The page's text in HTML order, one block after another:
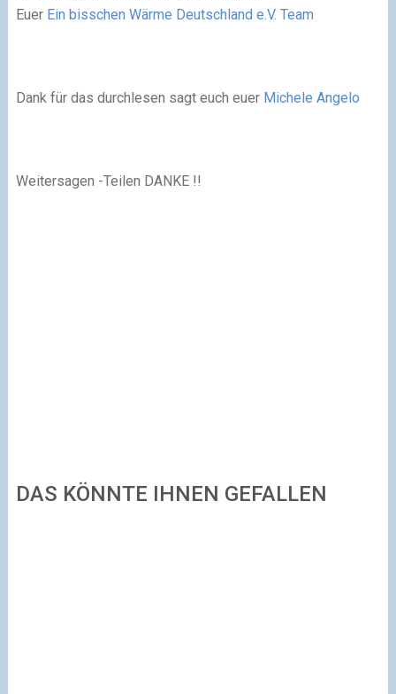
Euer Ein bisschen Wärme Deutschland e.V. Team
Dank für das durchlesen sagt euch euerMichele Angelo
Weitersagen -Teilen DANKE !!
DAS KÖNNTE IHNEN GEFALLEN